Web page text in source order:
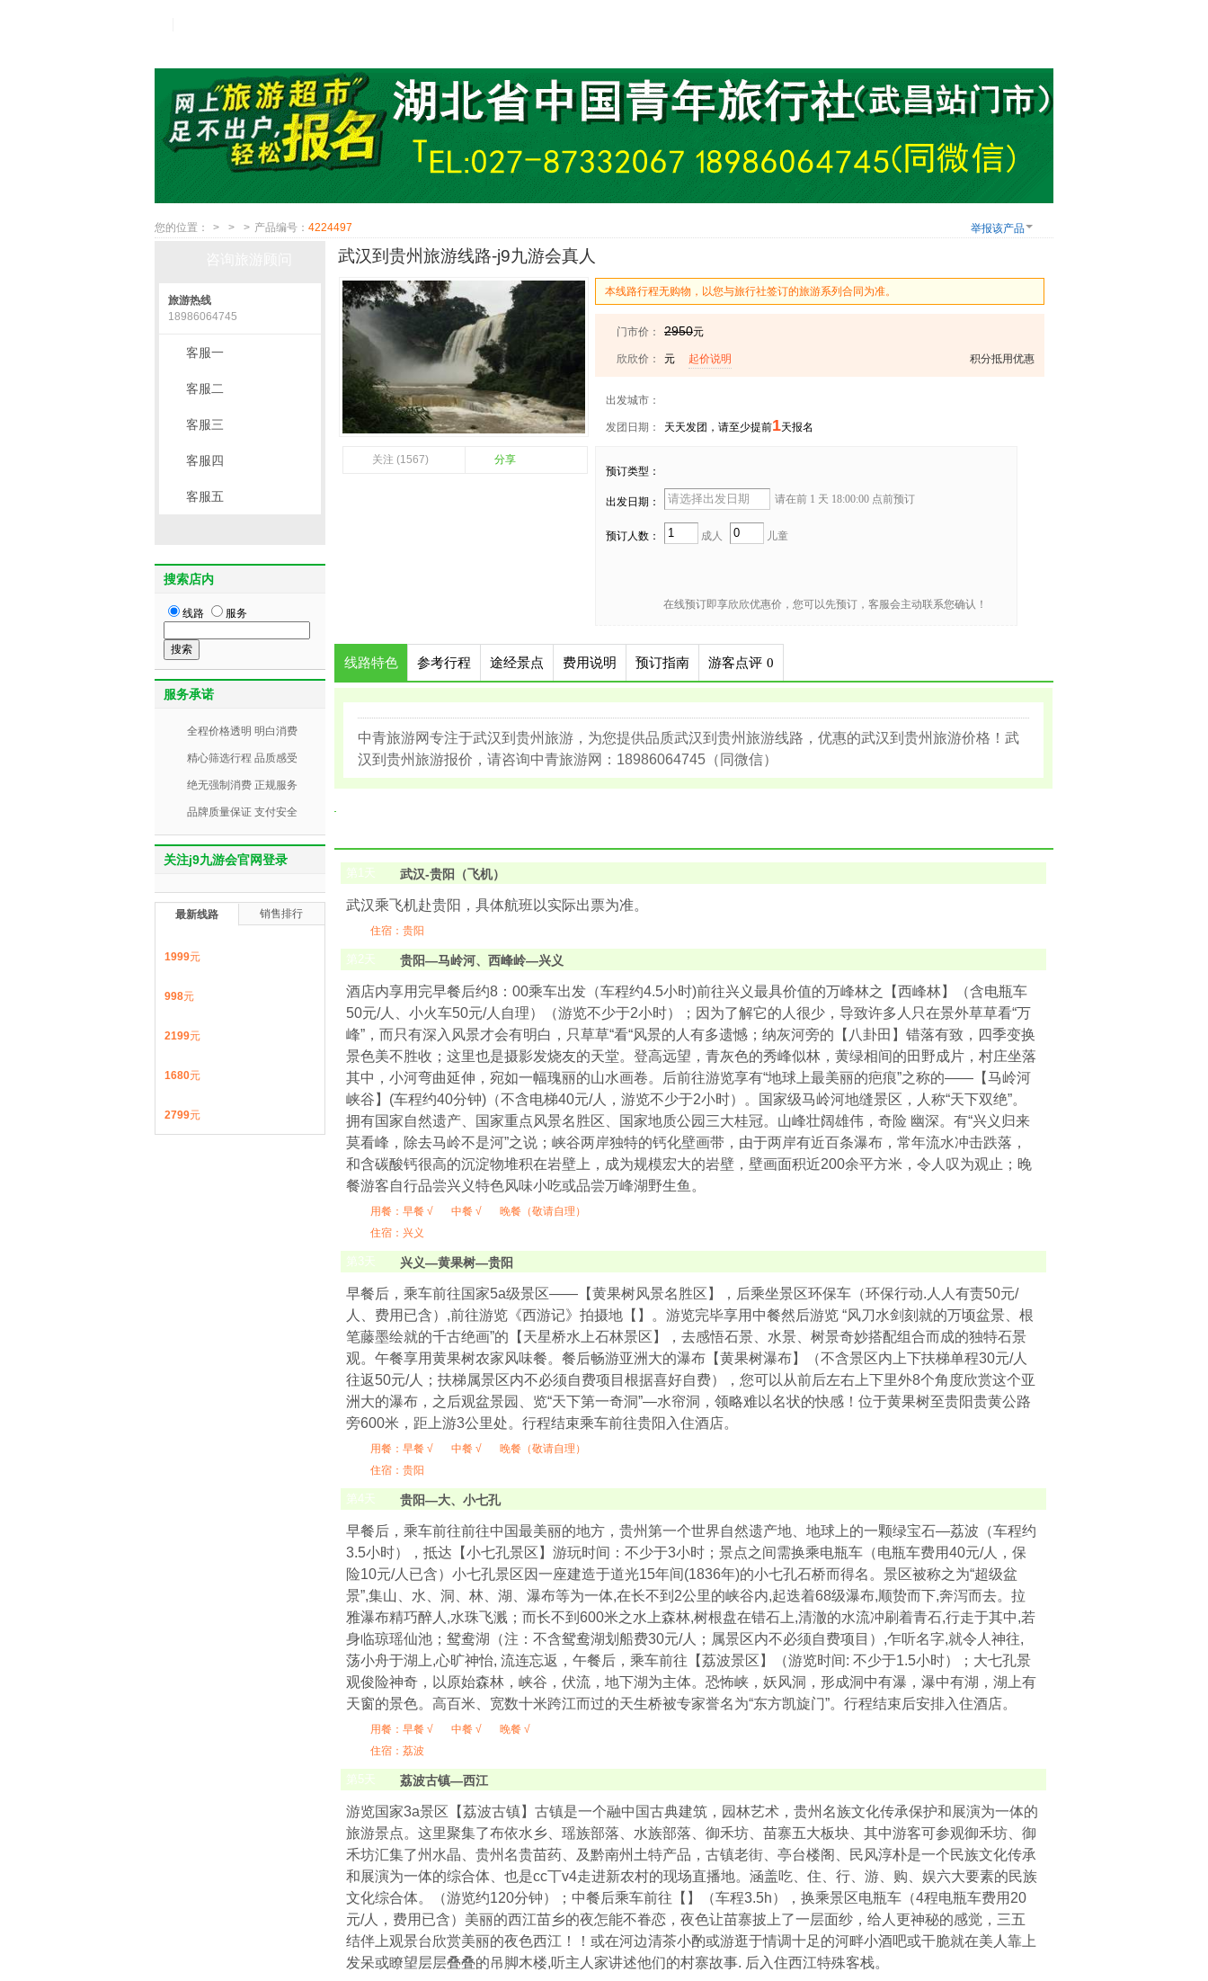
您的位置： > > > 产品编号： 4224497
武汉到贵州旅游线路-j9九游会真人
关注 (1567) 分享
本线路行程无购物，以您与旅行社签订的旅游系列合同为准。
门市价： 2950元
欣欣价： 元 起价说明 积分抵用优惠
出发城市：
发团日期： 天天发团，请至少提前1天报名
预订类型：
出发日期： 请在前 1 天 18:00:00 点前预订
预订人数： 成人 儿童
在线预订即享欣欣优惠价，您可以先预订，客服会主动联系您确认！
线路特色 参考行程 途经景点 费用说明 预订指南 游客点评 0
中青旅游网专注于武汉到贵州旅游，为您提供品质武汉到贵州旅游线路，优惠的武汉到贵州旅游价格！武
汉到贵州旅游报价，请咨询中青旅游网：18986064745（同微信）
第1天 武汉-贵阳（飞机）
武汉乘飞机赴贵阳，具体航班以实际出票为准。
住宿：贵阳
第2天 贵阳—马岭河、西峰岭—兴义
酒店内享用完早餐后约8：00乘车出发（车程约4.5小时)前往兴义最具价值的万峰林之【西峰林】（含电瓶车
50元/人、小火车50元/人自理）（游览不少于2小时）；因为了解它的人很少，导致许多人只在景外草草看“万
峰”，而只有深入风景才会有明白，只草草“看“风景的人有多遗憾；纳灰河旁的【八卦田】错落有致，四季变换
景色美不胜收；这里也是摄影发烧友的天堂。登高远望，青灰色的秀峰似林，黄绿相间的田野成片，村庄坐落
其中，小河弯曲延伸，宛如一幅瑰丽的山水画卷。后前往游览享有“地球上最美丽的疤痕”之称的——【马岭河
峡谷】(车程约40分钟)（不含电梯40元/人，游览不少于2小时）。国家级马岭河地缝景区，人称“天下双绝”。
拥有国家自然遗产、国家重点风景名胜区、国家地质公园三大桂冠。山峰壮阔雄伟，奇险 幽深。有“兴义归来
莫看峰，除去马岭不是河”之说；峡谷两岸独特的钙化壁画带，由于两岸有近百条瀑布，常年流水冲击跌落，
和含碳酸钙很高的沉淀物堆积在岩壁上，成为规模宏大的岩壁，壁画面积近200余平方米，令人叹为观止；晚
餐游客自行品尝兴义特色风味小吃或品尝万峰湖野生鱼。
用餐： 早餐 √ 中餐 √
晚餐（敬请自理）
住宿：兴义
第3天 兴义—黄果树—贵阳
早餐后，乘车前往国家5a级景区——【黄果树风景名胜区】，后乘坐景区环保车（环保行动.人人有责50元/
人、费用已含）,前往游览《西游记》拍摄地【】。游览完毕享用中餐然后游览 “风刀水剑刻就的万顷盆景、根
笔藤墨绘就的千古绝画”的【天星桥水上石林景区】，去感悟石景、水景、树景奇妙搭配组合而成的独特石景
观。午餐享用黄果树农家风味餐。餐后畅游亚洲大的瀑布【黄果树瀑布】（不含景区内上下扶梯单程30元/人
往返50元/人；扶梯属景区内不必须自费项目根据喜好自费），您可以从前后左右上下里外8个角度欣赏这个亚
洲大的瀑布，之后观盆景园、览“天下第一奇洞”—水帘洞，领略难以名状的快感！位于黄果树至贵阳贵黄公路
旁600米，距上游3公里处。行程结束乘车前往贵阳入住酒店。
用餐： 早餐 √ 中餐 √
晚餐（敬请自理）
住宿：贵阳
第4天 贵阳—大、小七孔
早餐后，乘车前往前往中国最美丽的地方，贵州第一个世界自然遗产地、地球上的一颗绿宝石—荔波（车程约
3.5小时），抵达【小七孔景区】游玩时间：不少于3小时；景点之间需换乘电瓶车（电瓶车费用40元/人，保
险10元/人已含）小七孔景区因一座建造于道光15年间(1836年)的小七孔石桥而得名。景区被称之为“超级盆
景”,集山、水、洞、林、湖、瀑布等为一体,在长不到2公里的峡谷内,起迭着68级瀑布,顺贽而下,奔泻而去。拉
雅瀑布精巧醉人,水珠飞溅；而长不到600米之水上森林,树根盘在错石上,清澈的水流冲刷着青石,行走于其中,若
身临琼瑶仙池；鸳鸯湖（注：不含鸳鸯湖划船费30元/人；属景区内不必须自费项目）,乍听名字,就令人神往,
荡小舟于湖上,心旷神怡, 流连忘返，午餐后，乘车前往【荔波景区】（游览时间: 不少于1.5小时）；大七孔景
观俊险神奇，以原始森林，峡谷，伏流，地下湖为主体。恐怖峡，妖风洞，形成洞中有瀑，瀑中有湖，湖上有
天窗的景色。高百米、宽数十米跨江而过的天生桥被专家誉名为“东方凯旋门”。行程结束后安排入住酒店。
用餐： 早餐 √ 中餐 √
晚餐 √
住宿：荔波
第5天 荔波古镇—西江
游览国家3a景区【荔波古镇】古镇是一个融中国古典建筑，园林艺术，贵州名族文化传承保护和展演为一体的
旅游景点。这里聚集了布依水乡、瑶族部落、水族部落、御禾坊、苗寨五大板块、其中游客可参观御禾坊、御
禾坊汇集了州水晶、贵州名贵苗药、及黔南州土特产品，古镇老街、亭台楼阁、民风淳朴是一个民族文化传承
和展演为一体的综合体、也是cc丅v4走进新农村的现场直播地。涵盖吃、住、行、游、购、娱六大要素的民族
文化综合体。（游览约120分钟）；中餐后乘车前往【】（车程3.5h），换乘景区电瓶车（4程电瓶车费用20
元/人，费用已含）美丽的西江苗乡的夜怎能不眷恋，夜色让苗寨披上了一层面纱，给人更神秘的感觉，三五
结伴上观景台欣赏美丽的夜色西江！！或在河边清茶小酌或游逛于情调十足的河畔小酒吧或干脆就在美人靠上
发呆或瞭望层层叠叠的吊脚木楼,听主人家讲述他们的村寨故事. 后入住西江特殊客栈。
旅游热线
18986064745
客服一
客服二
客服三
客服四
客服五
搜索店内
线路 服务
服务承诺
全程价格透明 明白消费
精心筛选行程 品质感受
绝无强制消费 正规服务
品牌质量保证 支付安全
关注j9九游会官网登录
最新线路 销售排行
1999元
998元
2199元
1680元
2799元
举报该产品